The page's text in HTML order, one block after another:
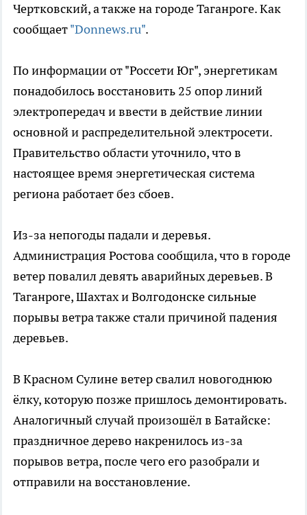
Чертковский, а также на городе Таганроге. Как
сообщает"Donnews.ru".
По информации от "Россети Юг", энергетикам
понадобилось восстановить 25 опор линий
электропередач и ввести в действие линии
основной и распределительной электросети.
Правительство области уточнило, что в
настоящее время энергетическая система
региона работает без сбоев.
Из-за непогоды падали и деревья.
Администрация Ростова сообщила, что в городе
ветер повалил девять аварийных деревьев. В
Таганроге, Шахтах и Волгодонске сильные
порывы ветра также стали причиной падения
деревьев.
В Красном Сулине ветер свалил новогоднюю
ёлку, которую позже пришлось демонтировать.
Аналогичный случай произошёл в Батайске:
праздничное дерево накренилось из-за
порывов ветра, после чего его разобрали и
отправили на восстановление.